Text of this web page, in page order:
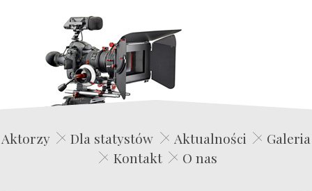
Edwin Film Agencja Aktorska
Aktorzy Dla statystów Aktualności
Galeria
Kontakt
O nas